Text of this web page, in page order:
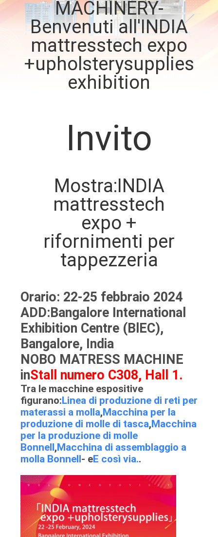
DI
QUALITÀ
CONTATTACI
SULLA
PRIVACY
MACHINERY-
Benvenuti all'INDIA
mattresstech expo
+upholsterysupplies
exhibition
Invito
Mostra:INDIA
mattresstech
expo +
rifornimenti per
tappezzeria
Orario: 22-25 febbraio 2024
ADD:Bangalore International
Exhibition Centre (BlEC),
Bangalore, India
NOBO MATRESS MACHINE
inStall numero C308, Hall 1.
Tra le macchine espositive
figurano:Linea di produzione di reti per
materassi a molla,Macchina per la
produzione di molle di tasca,Macchina
per la produzione di molle
Bonnell,Macchina di assemblaggio a
molla Bonnell- eE così via..